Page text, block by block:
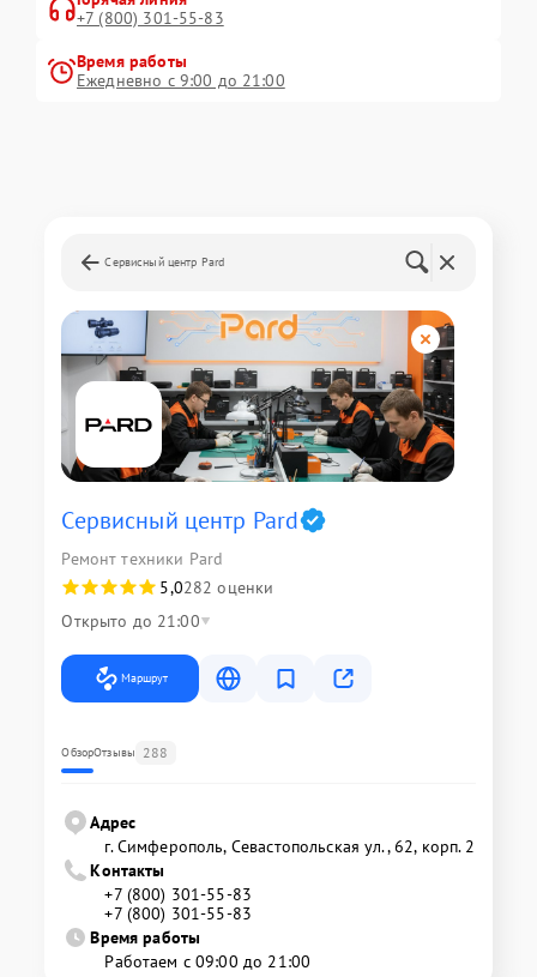
+7 (800) 301-55-83
Время работы
Ежедневно с 9:00 до 21:00
Сервисный центр Pard
Сервисный центр Pard
Ремонт техники Pard
5,0282 оценки
Открыто до 21:00
Маршрут
ОбзорОтзывы 288
Адрес
г. Симферополь, Севастопольская ул., 62, корп. 2
Контакты
+7 (800) 301-55-83
+7 (800) 301-55-83
Время работы
Работаем с 09:00 до 21:00